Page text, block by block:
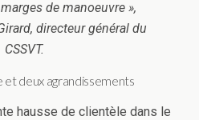
de manoeuvre »,
directeur général du
CSSVT.
et deux agrandissements
hausse de clientèle dans le